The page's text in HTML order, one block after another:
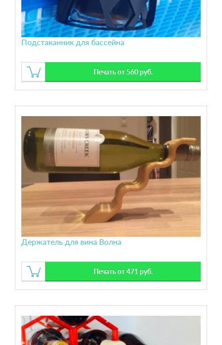
Подстаканник для бассейна
Печать от 560 руб.
Держатель для вина Волна
Печать от 471 руб.